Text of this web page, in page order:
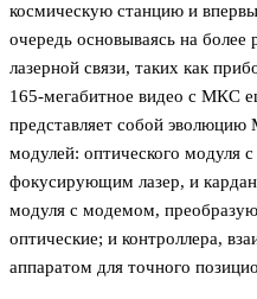
космическую станцию и
очередь основываясь на более
лазерной связи, таких как
165-мегабитное видео с МКС
представляет собой эволюцию
модулей: оптического модуля
фокусирующим лазер, и
модуля с модемом,
оптические; и контроллера,
аппаратом для точного